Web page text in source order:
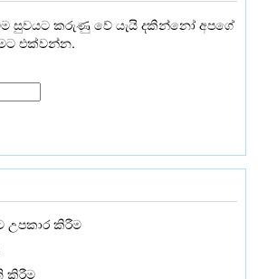
සුවයට කරුණු වේ යැයි දකින්නෝ අපගේ
එක්වන්න.
උපකාර කිරීම
කිරීම